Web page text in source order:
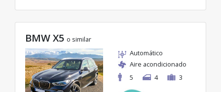
BMW X5 o similar
Automático
Aire acondicionado
5
4 3